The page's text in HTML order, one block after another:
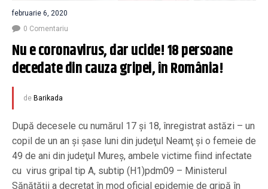
februarie 6, 2020
0 Comentariu
Nu e coronavirus, dar ucide! 18 persoane
decedate din cauza gripei, în România!
de Barikada
După decesele cu numărul 17 și 18, înregistrat astăzi – un
copil de un an şi şase luni din judeţul Neamţ şi o femeie de
49 de ani din judeţul Mureş, ambele victime fiind infectate
cu virus gripal tip A, subtip (H1)pdm09 – Ministerul
Sănătăţii a decretat în mod oficial epidemie de gripă în